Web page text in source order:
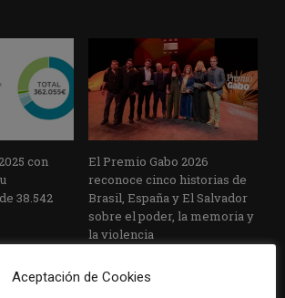
con
38.542
El Premio Gabo 2026
reconoce cinco historias de
Brasil, España y El Salvador
sobre el poder, la memoria y
la violencia
Aceptación de Cookies